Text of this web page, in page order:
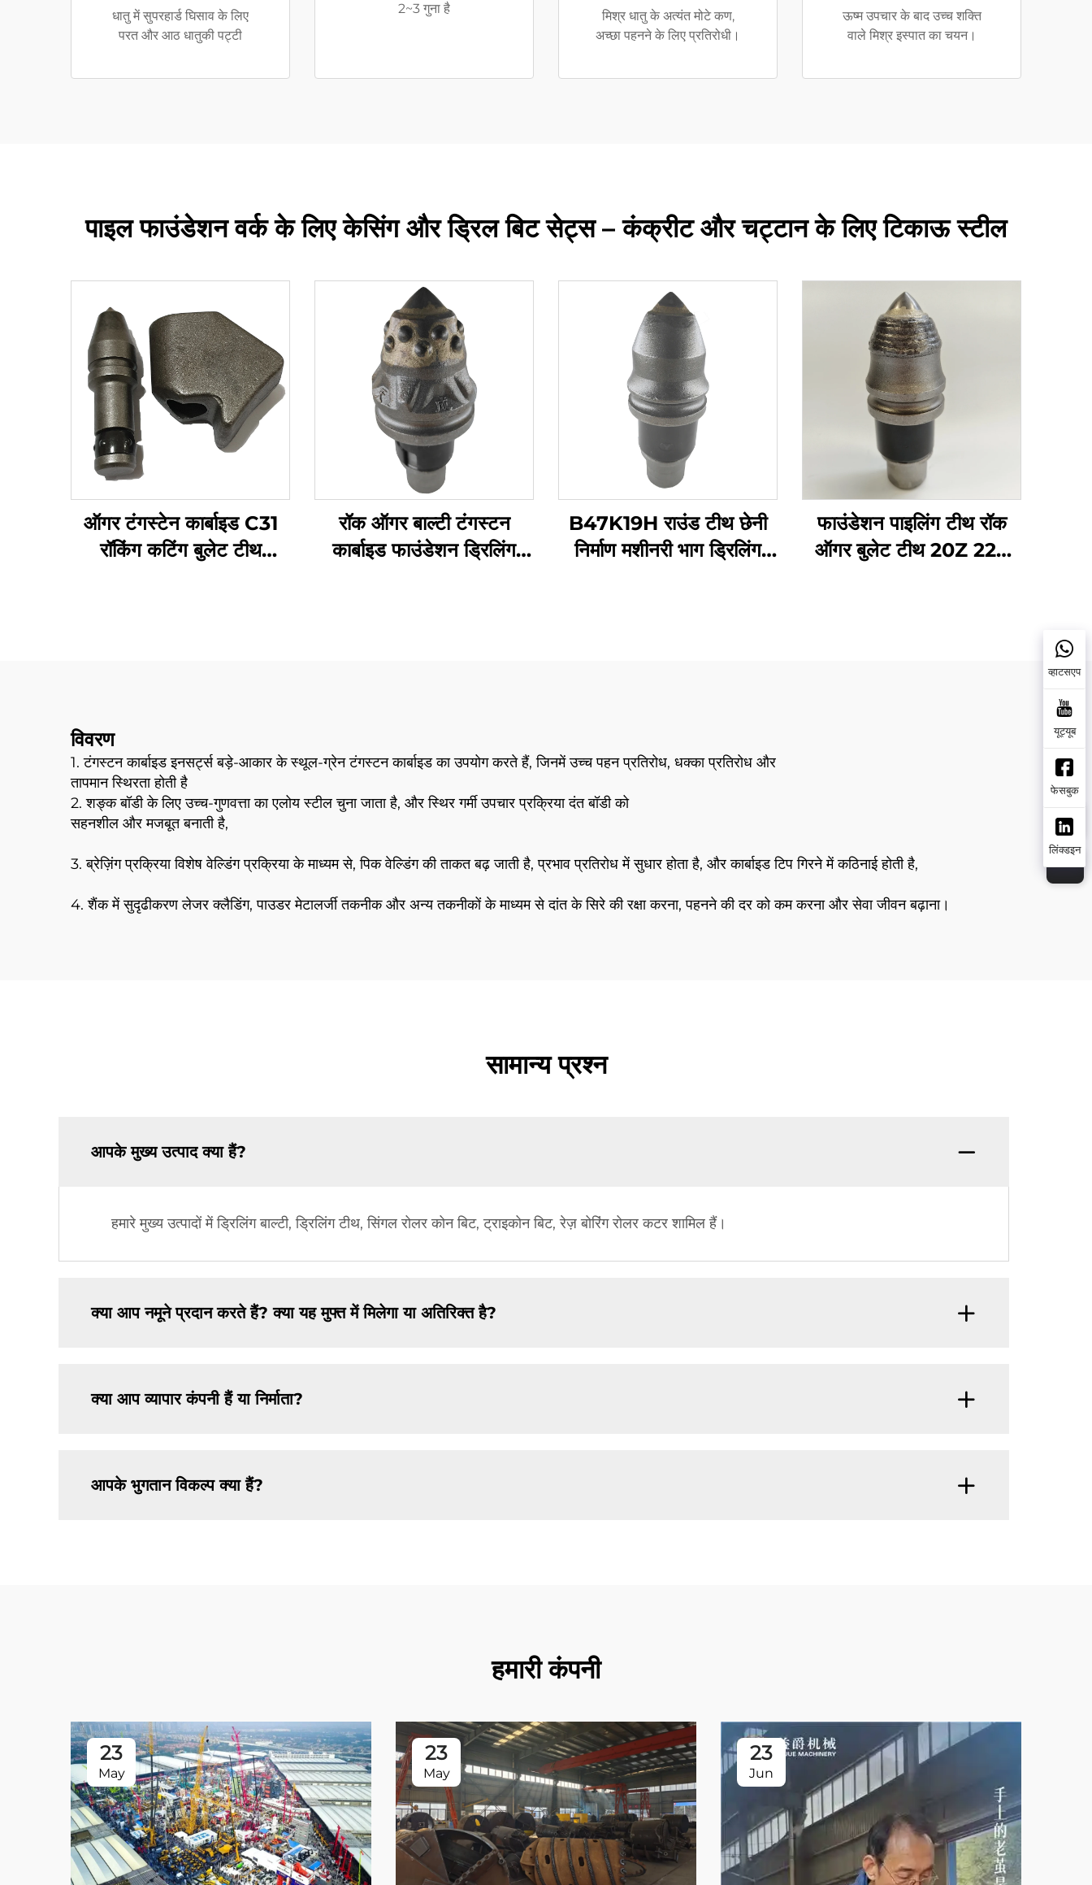
धातु में सुपरहार्ड घिसाव के लिए
परत और आठ धातुकी पट्टी
2~3 गुना है
मिश्र धातु के अत्यंत मोटे कण,
अच्छा पहनने के लिए प्रतिरोधी।
ऊष्म उपचार के बाद उच्च शक्ति
वाले मिश्र इस्पात का चयन।
पाइल फाउंडेशन वर्क के लिए केसिंग और ड्रिल बिट सेट्स – कंक्रीट और चट्टान के लिए टिकाऊ स्टील
ऑगर टंगस्टेन कार्बाइड C31
रॉकिंग कटिंग बुलेट टीथ
रॉक ऑगर बाल्टी टंगस्टन
कार्बाइड फाउंडेशन ड्रिलिंग
B47K19H राउंड टीथ छेनी
निर्माण मशीनरी भाग ड्रिलिंग
फाउंडेशन पाइलिंग टीथ रॉक
ऑगर बुलेट टीथ 20Z 22Z
विवरण
1. टंगस्टन कार्बाइड इनसर्ट्स बड़े-आकार के स्थूल-ग्रेन टंगस्टन कार्बाइड का उपयोग करते हैं, जिनमें उच्च पहन प्रतिरोध, धक्का प्रतिरोध और
तापमान स्थिरता होती है
2. शङ्क बॉडी के लिए उच्च-गुणवत्ता का एलोय स्टील चुना जाता है, और स्थिर गर्मी उपचार प्रक्रिया दंत बॉडी को
सहनशील और मजबूत बनाती है,
3. ब्रेज़िंग प्रक्रिया विशेष वेल्डिंग प्रक्रिया के माध्यम से, पिक वेल्डिंग की ताकत बढ़ जाती है, प्रभाव प्रतिरोध में सुधार होता है, और कार्बाइड टिप गिरने में कठिनाई होती है,
4. शैंक में सुदृढीकरण लेजर क्लैडिंग, पाउडर मेटालर्जी तकनीक और अन्य तकनीकों के माध्यम से दांत के सिरे की रक्षा करना, पहनने की दर को कम करना और सेवा जीवन बढ़ाना।
सामान्य प्रश्न
आपके मुख्य उत्पाद क्या हैं?
हमारे मुख्य उत्पादों में ड्रिलिंग बाल्टी, ड्रिलिंग टीथ, सिंगल रोलर कोन बिट, ट्राइकोन बिट, रेज़ बोरिंग रोलर कटर शामिल हैं।
क्या आप नमूने प्रदान करते हैं? क्या यह मुफ्त में मिलेगा या अतिरिक्त है?
क्या आप व्यापार कंपनी हैं या निर्माता?
आपके भुगतान विकल्प क्या हैं?
हमारी कंपनी
23
May
23
May
23
Jun
व्हाटसएप
यूट्यूब
फेसबुक
लिंक्डइन